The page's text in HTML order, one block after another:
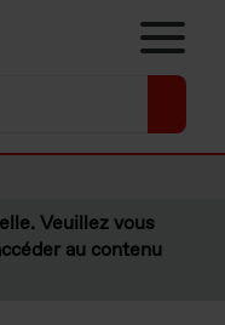
Veuillez vous
au contenu